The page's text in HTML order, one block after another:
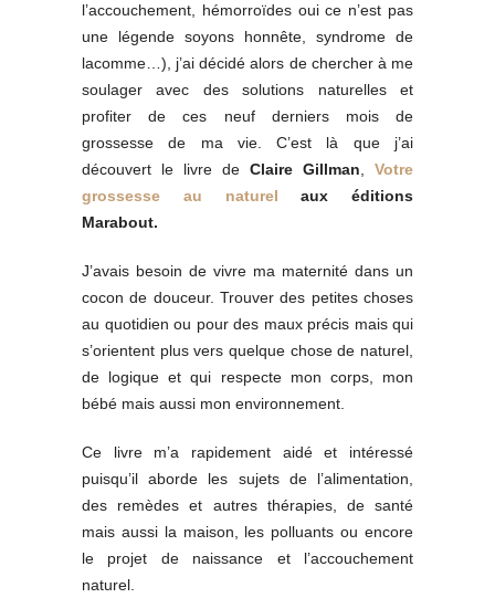
l’accouchement, hémorroïdes oui ce n’est pas
une légende soyons honnête, syndrome de
lacomme…), j’ai décidé alors de chercher à me
soulager avec des solutions naturelles et
profiter de ces neuf derniers mois de
grossesse de ma vie. C’est là que j’ai
découvert le livre de Claire Gillman
Votre
grossesse au naturel aux éditions
Marabout.
J’avais besoin de vivre ma maternité dans un
cocon de douceur. Trouver des petites choses
au quotidien ou pour des maux précis mais qui
s’orientent plus vers quelque chose de naturel,
de logique et qui respecte mon corps, mon
bébé mais aussi mon environnement.
Ce livre m’a rapidement aidé et intéressé
puisqu’il aborde les sujets de l’alimentation,
des remèdes et autres thérapies, de santé
mais aussi la maison, les polluants ou encore
le projet de naissance et l’accouchement
naturel.